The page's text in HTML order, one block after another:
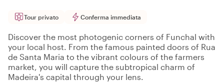
Tour privato Conferma immediata
Discover the most photogenic corners of Funchal with
your local host. From the famous painted doors of Rua
de Santa Maria to the vibrant colours of the farmers
market, you will capture the subtropical charm of
Madeira's capital through your lens.